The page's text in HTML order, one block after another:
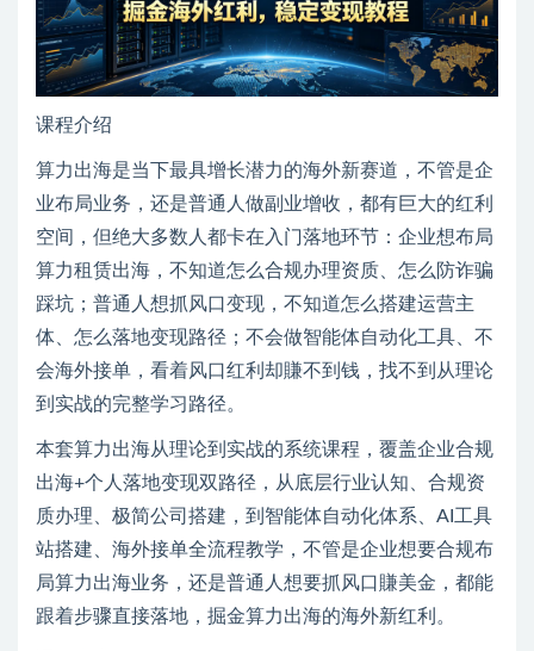
课程介绍
算力出海是当下最具增长潜力的海外新赛道，不管是企
业布局业务，还是普通人做副业增收，都有巨大的红利
空间，但绝大多数人都卡在入门落地环节：企业想布局
算力租赁出海，不知道怎么合规办理资质、怎么防诈骗
踩坑；普通人想抓风口变现，不知道怎么搭建运营主
体、怎么落地变现路径；不会做智能体自动化工具、不
会海外接单，看着风口红利却賺不到钱，找不到从理论
到实战的完整学习路径。
本套算力出海从理论到实战的系统课程，覆盖企业合规
出海+个人落地变现双路径，从底层行业认知、合规资
质办理、极简公司搭建，到智能体自动化体系、AI工具
站搭建、海外接单全流程教学，不管是企业想要合规布
局算力出海业务，还是普通人想要抓风口賺美金，都能
跟着步骤直接落地，掘金算力出海的海外新红利。